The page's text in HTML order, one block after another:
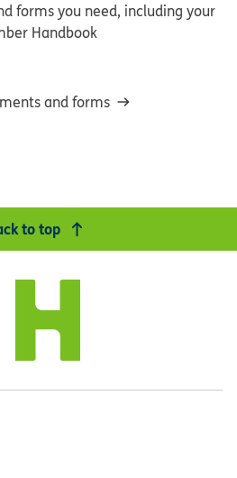
forms you need, including your
Handbook
and forms
to top